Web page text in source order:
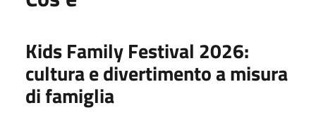
Kids Family Festival 2026:
cultura e divertimento a misura
di famiglia